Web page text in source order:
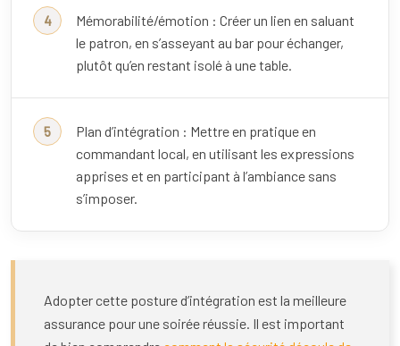
Mémorabilité/émotion : Créer un lien en saluant
le patron, en s’asseyant au bar pour échanger,
plutôt qu’en restant isolé à une table.
Plan d’intégration : Mettre en pratique en
commandant local, en utilisant les expressions
apprises et en participant à l’ambiance sans
s’imposer.
Adopter cette posture d’intégration est la meilleure
assurance pour une soirée réussie. Il est important